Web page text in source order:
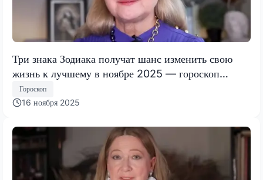
Три знака Зодиака получат шанс изменить свою
жизнь к лучшему в ноябре 2025 — гороскоп
Тамары Глобы
Гороскоп
16 ноября 2025